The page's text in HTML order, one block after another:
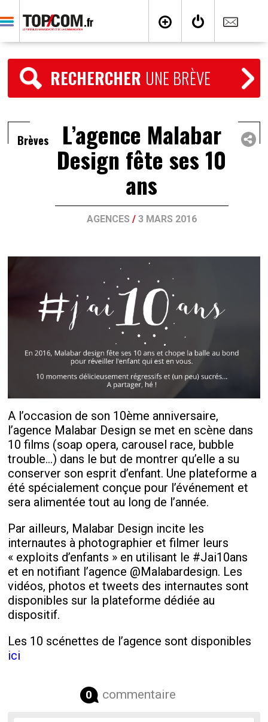
RECHERCHER UNE BRÈVE
Brèves L’agence Malabar
Design fête ses 10
ans
AGENCES / 3 MARS 2016
A l’occasion de son 10ème anniversaire,
l’agence Malabar Design se met en scène dans
10 films (soap opera, carousel race, bubble
trouble…) dans le but de montrer qu’elle a su
conserver son esprit d’enfant. Une plateforme a
été spécialement conçue pour l’événement et
sera alimentée tout au long de l’année.
Par ailleurs, Malabar Design incite les
internautes à photographier et filmer leurs
« exploits d’enfants » en utilisant le #Jai10ans
et en notifiant l’agence @Malabardesign. Les
vidéos, photos et tweets des internautes sont
disponibles sur la plateforme dédiée au
dispositif.
Les 10 scénettes de l’agence sont disponibles
ici
0 commentaire